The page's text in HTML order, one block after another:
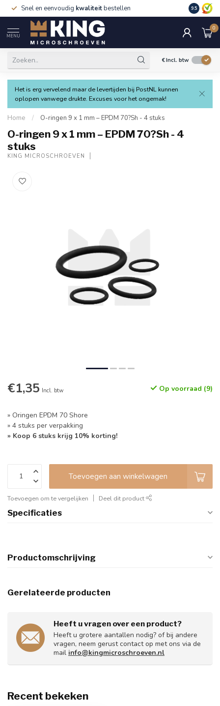
Snel en eenvoudig kwaliteitbestellen 9.5
MENU
0
€Incl. btw
Het is erg vervelend maar de levertijden bij PostNL kunnen
oplopen vanwege drukte. Excuses voor het ongemak!
Home / O-ringen 9 x 1 mm – EPDM 70?Sh - 4 stuks
O-ringen 9 x 1 mm – EPDM 70?Sh - 4
stuks
KING MICROSCHROEVEN
€1,35 Incl. btw Op voorraad (9)
» Oringen EPDM 70 Shore
» 4 stuks per verpakking
» Koop 6 stuks krijg 10% korting!
Toevoegen aan winkelwagen
Toevoegen om te vergelijken Deel dit product
Specificaties
Productomschrijving
Gerelateerde producten
Heeft u vragen over een product?
Heeft u grotere aantallen nodig? of bij andere
vragen, neem gerust contact op met ons via de
mail info@kingmicroschroeven.nl
Recent bekeken